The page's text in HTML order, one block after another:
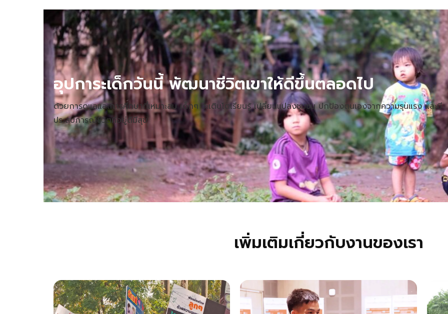
อุปการะเด็กวันนี้ พัฒนาชีวิตเขาให้ดีขึ้นตลอดไป
ด้วยการดูแลและการศึกษาที่เหมาะสม เด็กๆ จะเติบโตเรียนรู้ เปลี่ยนแปลงชุมชน ปกป้องตนเองจากความรุนแรง และมี
ประสบการณ์ชีวิตที่อยู่ดีมีสุข
เพิ่มเติมเกี่ยวกับงานของเรา